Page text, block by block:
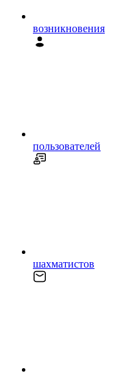
возникновения
пользователей
шахматистов